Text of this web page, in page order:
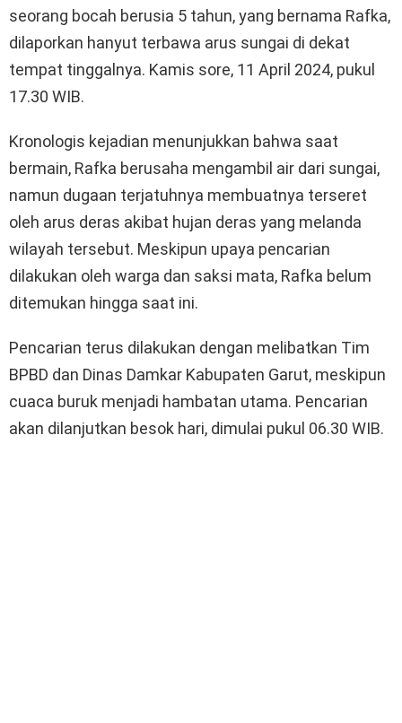
seorang bocah berusia 5 tahun, yang bernama Rafka,
dilaporkan hanyut terbawa arus sungai di dekat
tempat tinggalnya. Kamis sore, 11 April 2024, pukul
17.30 WIB.
Kronologis kejadian menunjukkan bahwa saat
bermain, Rafka berusaha mengambil air dari sungai,
namun dugaan terjatuhnya membuatnya terseret
oleh arus deras akibat hujan deras yang melanda
wilayah tersebut. Meskipun upaya pencarian
dilakukan oleh warga dan saksi mata, Rafka belum
ditemukan hingga saat ini.
Pencarian terus dilakukan dengan melibatkan Tim
BPBD dan Dinas Damkar Kabupaten Garut, meskipun
cuaca buruk menjadi hambatan utama. Pencarian
akan dilanjutkan besok hari, dimulai pukul 06.30 WIB.